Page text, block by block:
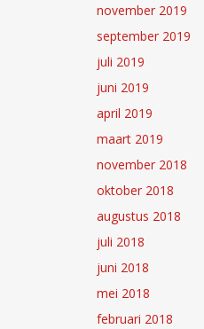
november 2019
september 2019
juli 2019
juni 2019
april 2019
maart 2019
november 2018
oktober 2018
augustus 2018
juli 2018
juni 2018
mei 2018
februari 2018